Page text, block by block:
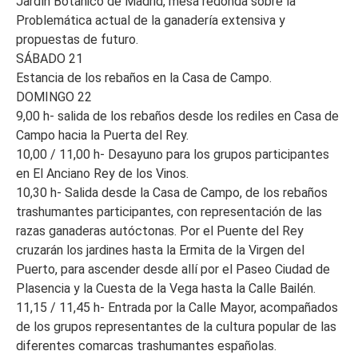
Problemática actual de la ganadería extensiva y
propuestas de futuro.
SÁBADO 21
Estancia de los rebaños en la Casa de Campo.
DOMINGO 22
9,00 h- salida de los rebaños desde los rediles en Casa de
Campo hacia la Puerta del Rey.
10,00 / 11,00 h- Desayuno para los grupos participantes
en El Anciano Rey de los Vinos.
10,30 h- Salida desde la Casa de Campo, de los rebaños
trashumantes participantes, con representación de las
razas ganaderas autóctonas. Por el Puente del Rey
cruzarán los jardines hasta la Ermita de la Virgen del
Puerto, para ascender desde allí por el Paseo Ciudad de
Plasencia y la Cuesta de la Vega hasta la Calle Bailén.
11,15 / 11,45 h- Entrada por la Calle Mayor, acompañados
de los grupos representantes de la cultura popular de las
diferentes comarcas trashumantes españolas.